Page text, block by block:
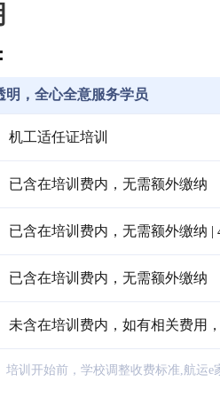
明，全心全意服务学员
机工适任证培训
已含在培训费内，无需额外缴纳
已含在培训费内，无需额外缴纳
已含在培训费内，无需额外缴纳
未含在培训费内，如有相关费用
培训开始前，学校调整收费标准,航运